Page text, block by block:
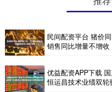
民间配资平台 猪价
销售同比增量不增收
优益配资APP下载
恒运昌技术业绩双